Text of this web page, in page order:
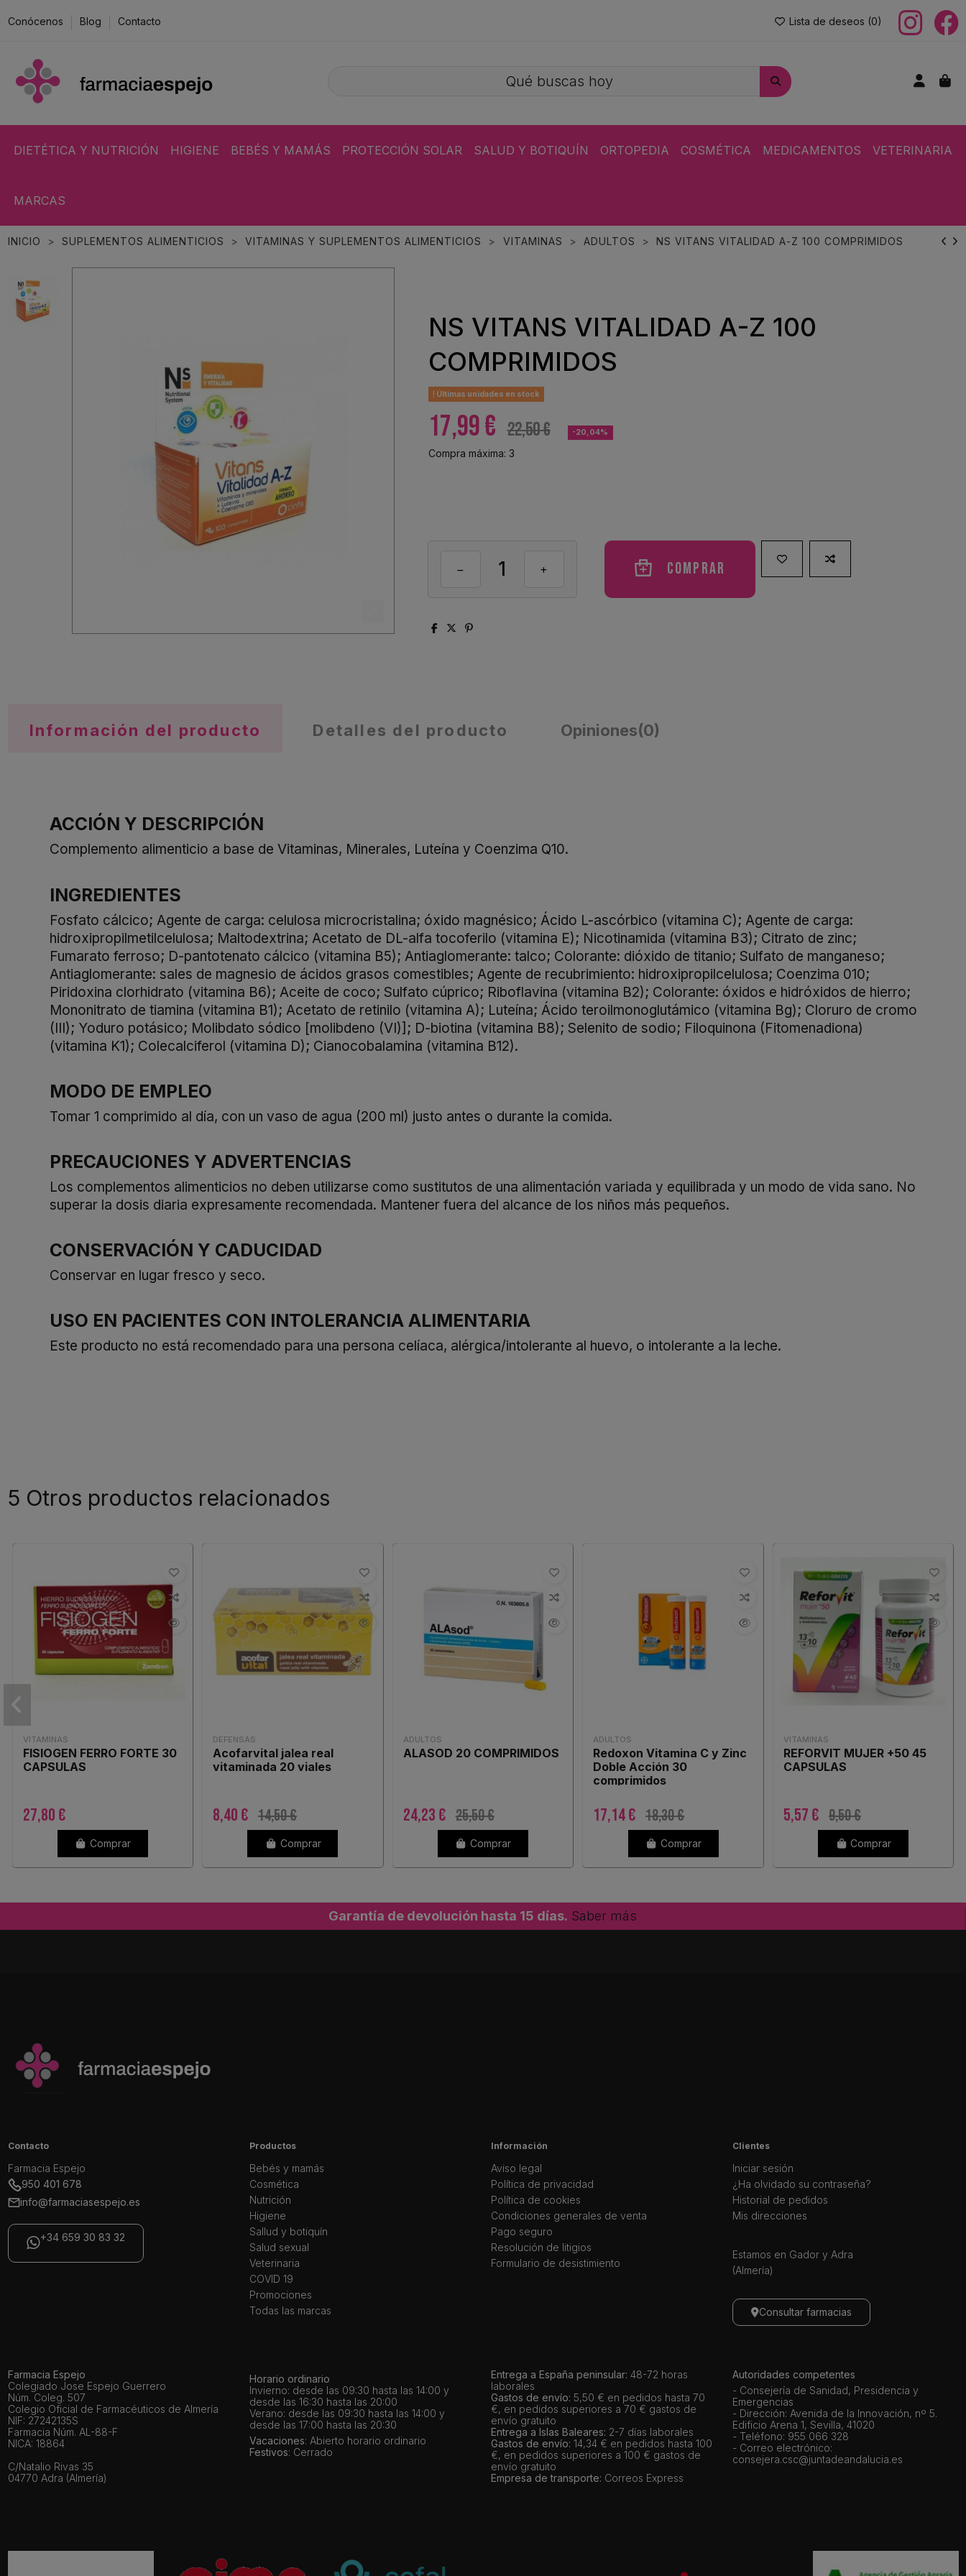
Conócenos Blog Contacto Lista de deseos (0)
DIETÉTICA Y NUTRICIÓN HIGIENE BEBÉS Y MAMÁS PROTECCIÓN SOLAR SALUD Y BOTIQUÍN ORTOPEDIA COSMÉTICA MEDICAMENTOS VETERINARIA
MARCAS
INICIO SUPLEMENTOS ALIMENTICIOS VITAMINAS Y SUPLEMENTOS ALIMENTICIOS VITAMINAS ADULTOS NS VITANS VITALIDAD A-Z 100 COMPRIMIDOS
NS VITANS VITALIDAD A-Z 100
COMPRIMIDOS
Últimas unidades en stock
17,99 € 22,50 € -20,04%
Compra máxima: 3
Comprar
Información del producto Detalles del producto Opiniones(0)
ACCIÓN Y DESCRIPCIÓN
Complemento alimenticio a base de Vitaminas, Minerales, Luteína y Coenzima Q10.
INGREDIENTES
Fosfato cálcico; Agente de carga: celulosa microcristalina; óxido magnésico; Ácido L-ascórbico (vitamina C); Agente de carga:
hidroxipropilmetilcelulosa; Maltodextrina; Acetato de DL-alfa tocoferilo (vitamina E); Nicotinamida (vitamina B3); Citrato de zinc;
Fumarato ferroso; D-pantotenato cálcico (vitamina B5); Antiaglomerante: talco; Colorante: dióxido de titanio; Sulfato de manganeso;
Antiaglomerante: sales de magnesio de ácidos grasos comestibles; Agente de recubrimiento: hidroxipropilcelulosa; Coenzima 010;
Piridoxina clorhidrato (vitamina B6); Aceite de coco; Sulfato cúprico; Riboflavina (vitamina B2); Colorante: óxidos e hidróxidos de hierro;
Mononitrato de tiamina (vitamina B1); Acetato de retinilo (vitamina A); Luteína; Ácido teroilmonoglutámico (vitamina Bg); Cloruro de cromo
(III); Yoduro potásico; Molibdato sódico [molibdeno (VI)]; D-biotina (vitamina B8); Selenito de sodio; Filoquinona (Fitomenadiona)
(vitamina K1); Colecalciferol (vitamina D); Cianocobalamina (vitamina B12).
MODO DE EMPLEO
Tomar 1 comprimido al día, con un vaso de agua (200 ml) justo antes o durante la comida.
PRECAUCIONES Y ADVERTENCIAS
Los complementos alimenticios no deben utilizarse como sustitutos de una alimentación variada y equilibrada y un modo de vida sano. No
superar la dosis diaria expresamente recomendada. Mantener fuera del alcance de los niños más pequeños.
CONSERVACIÓN Y CADUCIDAD
Conservar en lugar fresco y seco.
USO EN PACIENTES CON INTOLERANCIA ALIMENTARIA
Este producto no está recomendado para una persona celíaca, alérgica/intolerante al huevo, o intolerante a la leche.
5 Otros productos relacionados
VITAMINAS
FISIOGEN FERRO FORTE 30
CAPSULAS
27,80 €
Comprar
DEFENSAS
Acofarvital jalea real
vitaminada 20 viales
8,40 € 14,50 €
Comprar
ADULTOS
ALASOD 20 COMPRIMIDOS
24,23 € 25,50 €
Comprar
ADULTOS
Redoxon Vitamina C y Zinc
Doble Acción 30
comprimidos
naranja
17,14 € 18,30 €
Comprar
VITAMINAS
REFORVIT MUJER +50 45
CAPSULAS
5,57 € 9,50 €
Comprar
Garantía de devolución hasta 15 días. Saber más
Contacto
Farmacia Espejo
950 401 678
info@farmaciasespejo.es
+34 659 30 83 32
Productos
Bebés y mamás
Cosmética
Nutrición
Higiene
Sallud y botiquín
Salud sexual
Veterinaria
COVID 19
Promociones
Todas las marcas
Información
Aviso legal
Política de privacidad
Política de cookies
Condiciones generales de venta
Pago seguro
Resolución de litigios
Formulario de desistimiento
Clientes
Iniciar sesión
¿Ha olvidado su contraseña?
Historial de pedidos
Mis direcciones
Estamos en Gador y Adra
(Almería)
Consultar farmacias
Farmacia Espejo
Colegiado Jose Espejo Guerrero
Núm. Coleg. 507
Colegio Oficial de Farmacéuticos de Almería
NIF: 27242135S
Farmacia Núm. AL-88-F
NICA: 18864
C/Natalio Rivas 35
04770 Adra (Almería)
Horario ordinario
Invierno: desde las 09:30 hasta las 14:00 y
desde las 16:30 hasta las 20:00
Verano: desde las 09:30 hasta las 14:00 y
desde las 17:00 hasta las 20:30
Vacaciones: Abierto horario ordinario
Festivos: Cerrado
Entrega a España peninsular: 48-72 horas
laborales
Gastos de envío: 5,50 € en pedidos hasta 70
€, en pedidos superiores a 70 € gastos de
envío gratuito
Entrega a Islas Baleares: 2-7 días laborales
Gastos de envío: 14,34 € en pedidos hasta 100
€, en pedidos superiores a 100 € gastos de
envío gratuito
Empresa de transporte: Correos Express
Autoridades competentes
- Consejería de Sanidad, Presidencia y
Emergencias
- Dirección: Avenida de la Innovación, nº 5.
Edificio Arena 1, Sevilla, 41020
- Teléfono: 955 066 328
- Correo electrónico:
consejera.csc@juntadeandalucia.es